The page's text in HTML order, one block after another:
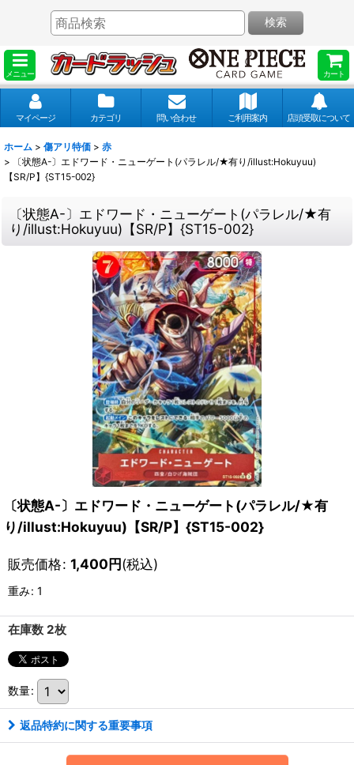
メニュー カート
検索
マイページ カテゴリ 問い合わせ ご利用案内 店頭受取について
ホーム > 傷アリ特価 > 赤
>
〔状態A-〕エドワード・ニューゲート(パラレル/★有り/illust:Hokuyuu)
【SR/P】{ST15-002}
〔状態A-〕エドワード・ニューゲート(パラレル/★有
り/illust:Hokuyuu)【SR/P】{ST15-002}
〔状態A-〕エドワード・ニューゲート(パラレル/★有
り/illust:Hokuyuu)【SR/P】{ST15-002}
販売価格: 1,400円(税込)
重み: 1
在庫数 2枚
数量:
返品特約に関する重要事項